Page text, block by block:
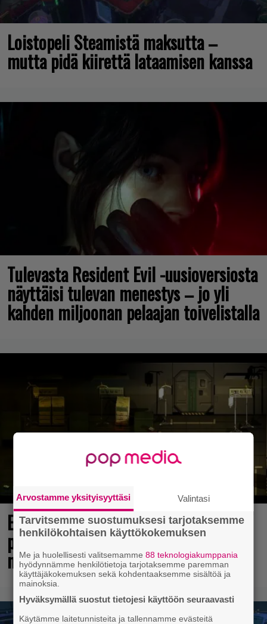
Loistopeli Steamistä maksutta –
mutta pidä kiirettä lataamisen kanssa
Tulevasta Resident Evil -uusioversiosta
näyttäisi tulevan menestys – jo yli
kahden miljoonan pelaajan toivelistalla
Elokuun PlayStation Plus Essential -
pelit ilmestyivät – mukana todellinen
mestariteos
Arvostamme yksityisyyttäsi Valintasi
Tarvitsemme suostumuksesi tarjotaksemme
henkilökohtaisen käyttökokemuksen
Me ja huolellisesti valitsemamme88 teknologiakumppania
hyödynnämme henkilötietoja tarjotaksemme paremman
käyttäjäkokemuksen sekä kohdentaaksemme sisältöä ja
mainoksia.
Hyväksymällä suostut tietojesi käyttöön seuraavasti
Käytämme laitetunnisteita ja tallennamme evästeitä